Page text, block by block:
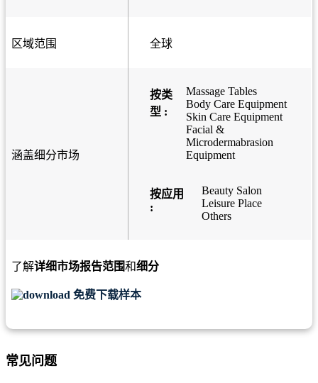
区域范围 全球
涵盖细分市场
按类
型 :
Massage Tables
Body Care Equipment
Skin Care Equipment
Facial &
Microdermabrasion
Equipment
按应用
:
Beauty Salon
Leisure Place
Others
了解详细市场报告范围和细分
免费下载样本
常见问题